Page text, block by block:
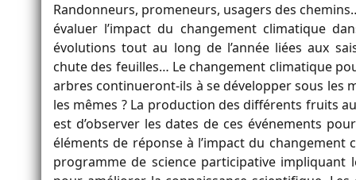
Randonneurs, promeneurs, usagers des
évaluer l’impact du changement climatique
évolutions tout au long de l’année liées aux
chute des feuilles… Le changement climatique
arbres continueront-ils à se développer sous les
les mêmes ? La production des différents fruits
est d’observer les dates de ces événements
éléments de réponse à l’impact du
programme de science participative impliquant